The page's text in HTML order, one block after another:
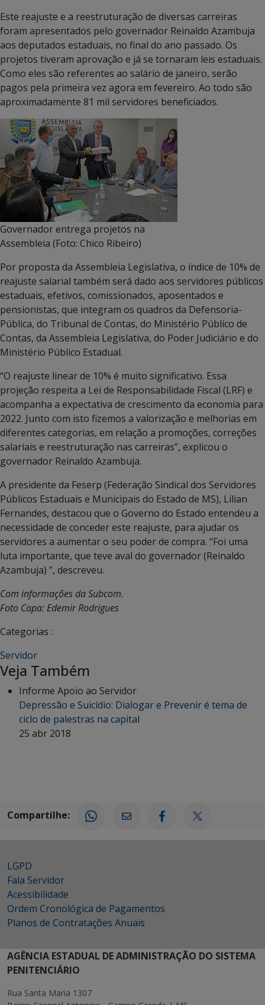
Este reajuste e a reestruturação de diversas carreiras
foram apresentados pelo governador Reinaldo Azambuja
aos deputados estaduais, no final do ano passado. Os
projetos tiveram aprovação e já se tornaram leis estaduais.
Como eles são referentes ao salário de janeiro, serão
pagos pela primeira vez agora em fevereiro. Ao todo são
aproximadamente 81 mil servidores beneficiados.
Governador entrega projetos na
Assembleia (Foto: Chico Ribeiro)
Por proposta da Assembleia Legislativa, o índice de 10% de
reajuste salarial também será dado aos servidores públicos
estaduais, efetivos, comissionados, aposentados e
pensionistas, que integram os quadros da Defensoria-
Pública, do Tribunal de Contas, do Ministério Público de
Contas, da Assembleia Legislativa, do Poder Judiciário e do
Ministério Público Estadual.
“O reajuste linear de 10% é muito significativo. Essa
projeção respeita a Lei de Responsabilidade Fiscal (LRF) e
acompanha a expectativa de crescimento da economia para
2022. Junto com isto fizemos a valorização e melhorias em
diferentes categorias, em relação a promoções, correções
salariais e reestruturação nas carreiras”, explicou o
governador Reinaldo Azambuja.
A presidente da Feserp (Federação Sindical dos Servidores
Públicos Estaduais e Municipais do Estado de MS), Lilian
Fernandes, destacou que o Governo do Estado entendeu a
necessidade de conceder este reajuste, para ajudar os
servidores a aumentar o seu poder de compra. “Foi uma
luta importante, que teve aval do governador (Reinaldo
Azambuja) ”, descreveu.
Com informações da Subcom.
Foto Capa: Edemir Rodrigues
Categorias :
Servidor
Veja Também
Informe Apoio ao Servidor
Depressão e Suicídio: Dialogar e Prevenir é tema de
ciclo de palestras na capital
25 abr 2018
Compartilhe:
LGPD
Fala Servidor
Acessibilidade
Ordem Cronológica de Pagamentos
Planos de Contratações Anuais
AGÊNCIA ESTADUAL DE ADMINISTRAÇÃO DO SISTEMA
PENITENCIÁRIO
Rua Santa Maria 1307